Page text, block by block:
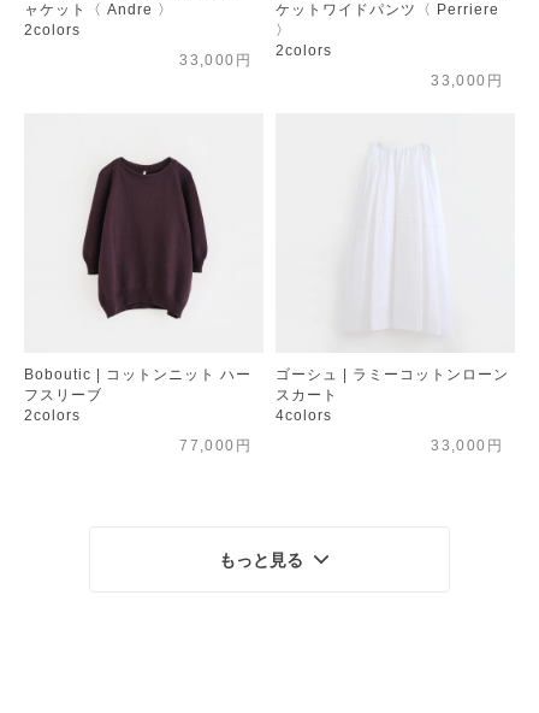
ャケット〈 Andre 〉
2colors
33,000円
ケットワイドパンツ〈 Perriere
〉
2colors
33,000円
Boboutic | コットンニット ハー
フスリーブ
2colors
77,000円
ゴーシュ | ラミーコットンローン
スカート
4colors
33,000円
もっと見る